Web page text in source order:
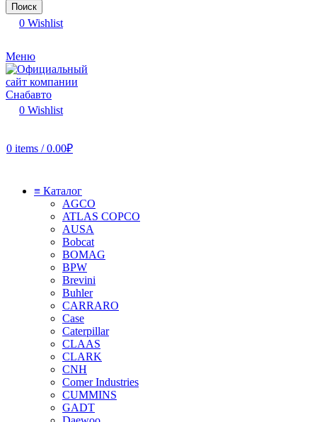
Поиск
0 Wishlist
Меню
0 Wishlist
0 items / 0.00₽
≡ Каталог
AGCO
ATLAS COPCO
AUSA
Bobcat
BOMAG
BPW
Brevini
Buhler
CARRARO
Case
Caterpillar
CLAAS
CLARK
CNH
Comer Industries
CUMMINS
GADT